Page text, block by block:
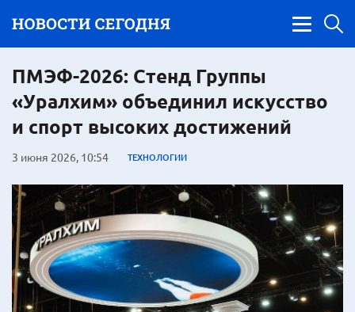
ПМЭФ-2026: Стенд Группы
«Уралхим» объединил искусство
и спорт высоких достижений
3 июня 2026, 10:54 ТЕХНОЛОГИИ